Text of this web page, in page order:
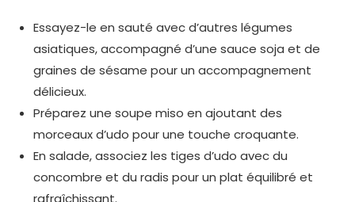
Essayez-le en sauté avec d’autres légumes
asiatiques, accompagné d’une sauce soja et de
graines de sésame pour un accompagnement
délicieux.
Préparez une soupe miso en ajoutant des
morceaux d’udo pour une touche croquante.
En salade, associez les tiges d’udo avec du
concombre et du radis pour un plat équilibré et
rafraîchissant.